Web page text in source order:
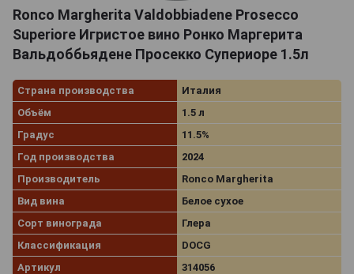
Ronco Margherita Valdobbiadene Prosecco
Superiore Игристое вино Ронко Маргерита
Вальдоббьядене Просекко Супериоре 1.5л
Страна производства
Италия
Объём
1.5 л
Градус
11.5%
Год производства
2024
Производитель
Ronco Margherita
Вид вина
Белое сухое
Сорт винограда
Глера
Классификация
DOCG
Артикул
314056